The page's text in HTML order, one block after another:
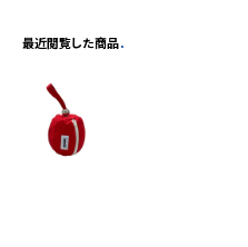
最近閲覧した商品